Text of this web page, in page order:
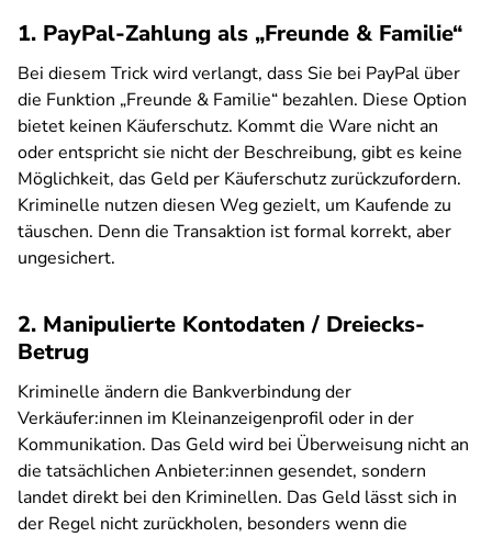
1. PayPal-Zahlung als „Freunde & Familie“
Bei diesem Trick wird verlangt, dass Sie bei PayPal über
die Funktion „Freunde & Familie“ bezahlen. Diese Option
bietet keinen Käuferschutz. Kommt die Ware nicht an
oder entspricht sie nicht der Beschreibung, gibt es keine
Möglichkeit, das Geld per Käuferschutz zurückzufordern.
Kriminelle nutzen diesen Weg gezielt, um Kaufende zu
täuschen. Denn die Transaktion ist formal korrekt, aber
ungesichert.
2. Manipulierte Kontodaten / Dreiecks-
Betrug
Kriminelle ändern die Bankverbindung der
Verkäufer:innen im Kleinanzeigenprofil oder in der
Kommunikation. Das Geld wird bei Überweisung nicht an
die tatsächlichen Anbieter:innen gesendet, sondern
landet direkt bei den Kriminellen. Das Geld lässt sich in
der Regel nicht zurückholen, besonders wenn die